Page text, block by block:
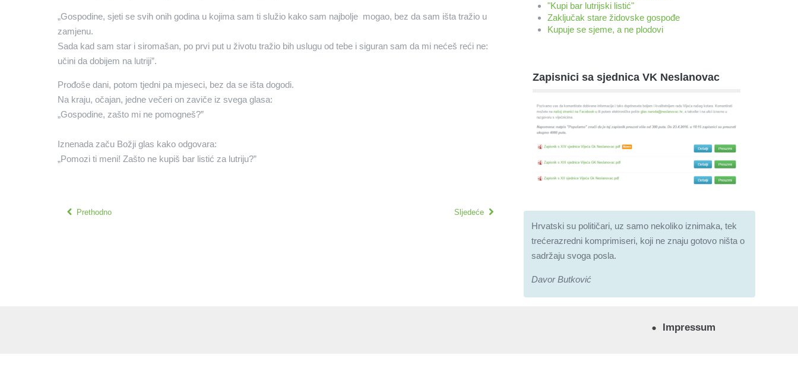
„Gospodine, sjeti se svih onih godina u kojima sam ti služio kako sam najbolje mogao, bez da sam išta tražio u
zamjenu.
Sada kad sam star i siromašan, po prvi put u životu tražio bih uslugu od tebe i siguran sam da mi nećeš reći ne:
učini da dobijem na lutriji”.
Prođoše dani, potom tjedni pa mjeseci, bez da se išta dogodi.
Na kraju, očajan, jedne večeri on zaviče iz svega glasa:
„Gospodine, zašto mi ne pomogneš?”
Iznenada začu Božji glas kako odgovara:
„Pomozi ti meni! Zašto ne kupiš bar listić za lutriju?”
Prethodno Sljedeće
"Kupi bar lutrijski listić"
Zaključak stare židovske gospođe
Kupuje se sjeme, a ne plodovi
Zapisnici sa sjednica VK Neslanovac
Hrvatski su političari, uz samo nekoliko iznimaka, tek
trećerazredni komprimiseri, koji ne znaju gotovo ništa o
sadržaju svoga posla.
Davor Butković
Impressum